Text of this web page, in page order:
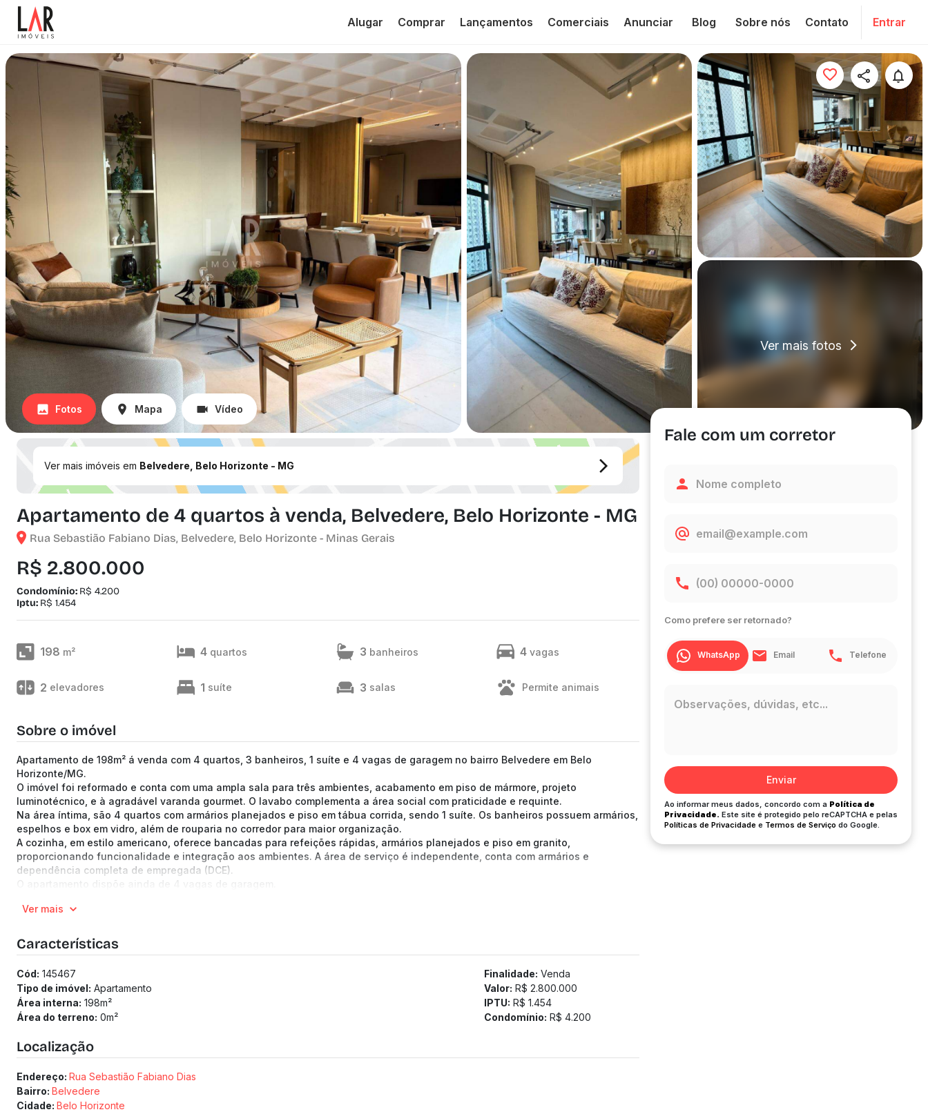
Alugar Comprar Lançamentos Comerciais Anunciar Blog Sobre nós Contato Entrar
Ver mais fotos
Fotos Mapa Vídeo
Ver mais imóveis em Belvedere, Belo Horizonte - MG
Apartamento de 4 quartos à venda, Belvedere, Belo Horizonte - MG
Rua Sebastião Fabiano Dias, Belvedere, Belo Horizonte - Minas Gerais
R$ 2.800.000
Condomínio: R$ 4.200
Iptu: R$ 1.454
198 m² 4 quartos 3 banheiros 4 vagas
2 elevadores 1 suíte 3 salas Permite animais
Sobre o imóvel
Apartamento de 198m² á venda com 4 quartos, 3 banheiros, 1 suíte e 4 vagas de garagem no bairro Belvedere em Belo
Horizonte/MG.
O imóvel foi reformado e conta com uma ampla sala para três ambientes, acabamento em piso de mármore, projeto
luminotécnico, e à agradável varanda gourmet. O lavabo complementa a área social com praticidade e requinte.
Na área íntima, são 4 quartos com armários planejados e piso em tábua corrida, sendo 1 suíte. Os banheiros possuem armários,
espelhos e box em vidro, além de rouparia no corredor para maior organização.
A cozinha, em estilo americano, oferece bancadas para refeições rápidas, armários planejados e piso em granito,
proporcionando funcionalidade e integração aos ambientes. A área de serviço é independente, conta com armários e
dependência completa de empregada (DCE).
O apartamento dispõe ainda de 4 vagas de garagem.
Hall social decorado;
Dois elevadores;
Duas piscinas, sendo uma aquecida;
Quadra de tênis;
Academia;
Amplo salão de festas.
Localização privilegiada, em rua tranquila do Belvedere, a poucos minutos do BH Shopping, com fácil acesso às principais vias
(Os preços e informações poderão sofrer mudanças. Solicitamos a confirmação com nossa equipe).
Ver mais
Características
Cód: 145467
Tipo de imóvel: Apartamento
Área interna: 198m²
Área do terreno: 0m²
Finalidade: Venda
Valor: R$ 2.800.000
IPTU: R$ 1.454
Condomínio: R$ 4.200
Localização
Endereço: Rua Sebastião Fabiano Dias
Bairro: Belvedere
Cidade: Belo Horizonte
Fale com um corretor
Como prefere ser retornado?
WhatsApp Email Telefone
Enviar
Ao informar meus dados, concordo com a Política de
Privacidade. Este site é protegido pelo reCAPTCHA e pelas
Políticas de Privacidade e Termos de Serviço do Google.